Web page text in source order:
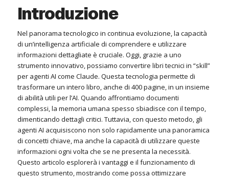
Introduzione
Nel panorama tecnologico in continua evoluzione, la capacità
di un’intelligenza artificiale di comprendere e utilizzare
informazioni dettagliate è cruciale. Oggi, grazie a uno
strumento innovativo, possiamo convertire libri tecnici in “skill”
per agenti AI come Claude. Questa tecnologia permette di
trasformare un intero libro, anche di 400 pagine, in un insieme
di abilità utili per l’AI. Quando affrontiamo documenti
complessi, la memoria umana spesso sbiadisce con il tempo,
dimenticando dettagli critici. Tuttavia, con questo metodo, gli
agenti AI acquisiscono non solo rapidamente una panoramica
di concetti chiave, ma anche la capacità di utilizzare queste
informazioni ogni volta che se ne presenta la necessità.
Questo articolo esplorerà i vantaggi e il funzionamento di
questo strumento, mostrando come possa ottimizzare